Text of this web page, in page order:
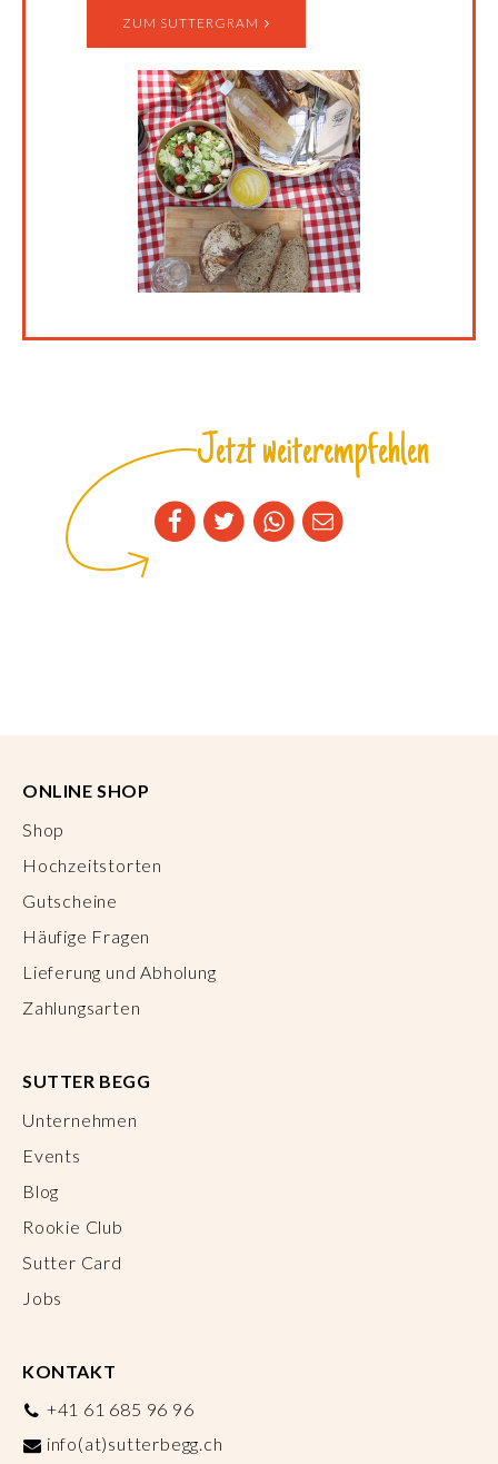
ZUM SUTTERGRAM
Jetzt weiterempfehlen
ONLINE SHOP
Shop
Hochzeitstorten
Gutscheine
Häufige Fragen
Lieferung und Abholung
Zahlungsarten
SUTTER BEGG
Unternehmen
Events
Blog
Rookie Club
Sutter Card
Jobs
KONTAKT
+41 61 685 96 96
info(at)sutterbegg.ch